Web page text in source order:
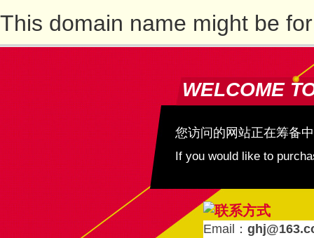
This domain name might be
WELCOME
您访问的网站正在筹备
If you would like to
Email：